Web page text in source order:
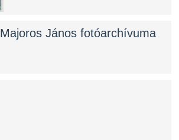
Majoros János fotóarchívuma